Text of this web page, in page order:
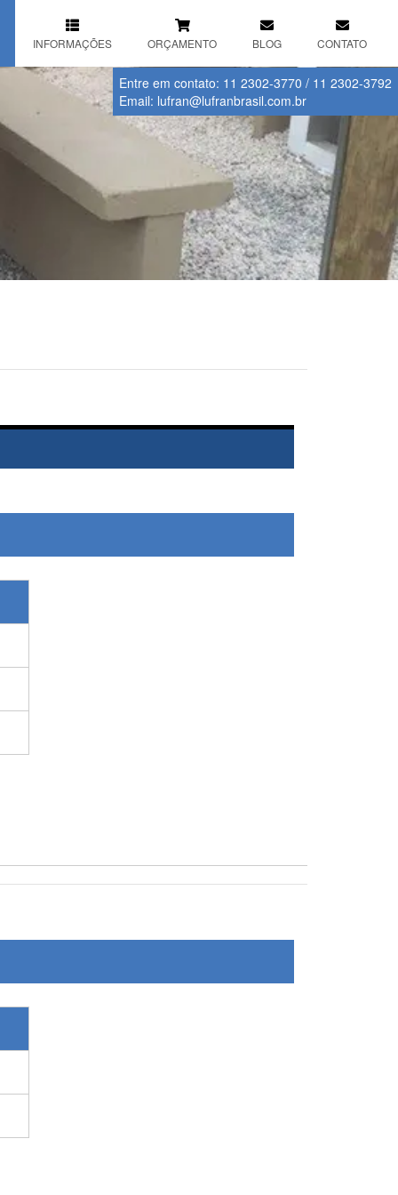
INFORMAÇÕES ORÇAMENTO BLOG CONTATO
Entre em contato: 11 2302-3770 / 11 2302-3792
Email: lufran@lufranbrasil.com.br